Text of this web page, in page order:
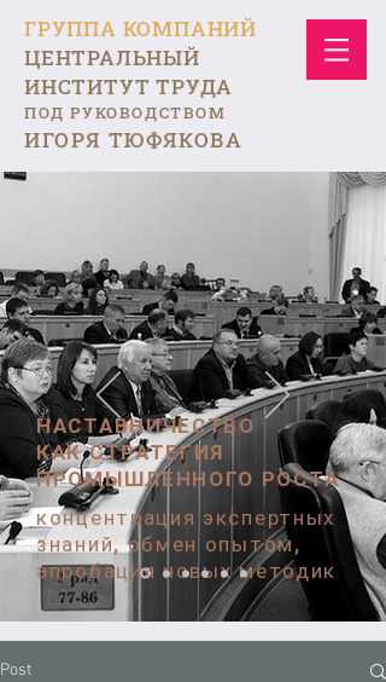
ГРУППА КОМПАНИЙ
ЦЕНТРАЛЬНЫЙ
ИНСТИТУТ ТРУДА
ПОД РУКОВОДСТВОМ
ИГОРЯ ТЮФЯКОВА
НАСТАВНИЧЕСТВО
КАК СТРАТЕГИЯ
ПРОМЫШЛЕННОГО РОСТА
концентрация экспертных
знаний, обмен опытом,
апробация новых методик
Post